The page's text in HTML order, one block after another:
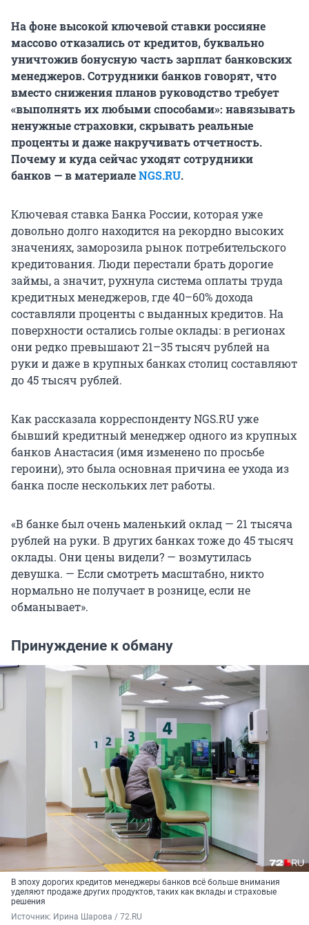
На фоне высокой ключевой ставки россияне
массово отказались от кредитов, буквально
уничтожив бонусную часть зарплат банковских
менеджеров. Сотрудники банков говорят, что
вместо снижения планов руководство требует
«выполнять их любыми способами»: навязывать
ненужные страховки, скрывать реальные
проценты и даже накручивать отчетность.
Почему и куда сейчас уходят сотрудники
банков — в материалеNGS.RU.
Ключевая ставка Банка России, которая уже
довольно долго находится на рекордно высоких
значениях, заморозила рынок потребительского
кредитования. Люди перестали брать дорогие
займы, а значит, рухнула система оплаты труда
кредитных менеджеров, где 40–60% дохода
составляли проценты с выданных кредитов. На
поверхности остались голые оклады: в регионах
они редко превышают21–35 тысяч рублей на
руки и даже в крупных банках столиц составляют
до45 тысяч рублей.
Как рассказала корреспонденту NGS.RU уже
бывший кредитный менеджер одного из крупных
банков Анастасия (имя изменено по просьбе
героини), это была основная причина ее ухода из
банка после нескольких лет работы.
«В банке был очень маленький оклад — 21 тысяча
рублей на руки. В других банках тоже до45 тысяч
оклады. Они цены видели? — возмутилась
девушка. — Если смотреть масштабно, никто
нормально не получает в рознице, если не
обманывает».
Принуждение к обману
В эпоху дорогих кредитов менеджеры банков всё больше внимания
уделяют продаже других продуктов, таких как вклады и страховые
решения
Источник: Ирина Шарова / 72.RU